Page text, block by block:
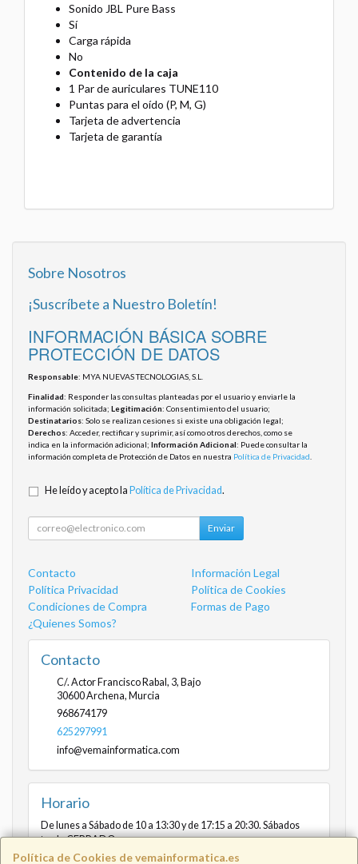
Sonido JBL Pure Bass
Sí
Carga rápida
No
Contenido de la caja
1 Par de auriculares TUNE110
Puntas para el oído (P, M, G)
Tarjeta de advertencia
Tarjeta de garantía
Política de Cookies de vemainformatica.es
Sobre Nosotros
¡Suscríbete a Nuestro Boletín!
INFORMACIÓN BÁSICA SOBRE
PROTECCIÓN DE DATOS
Responsable: MYA NUEVAS TECNOLOGIAS, S.L.
Finalidad: Responder las consultas planteadas por el usuario y enviarle la
información solicitada; Legitimación: Consentimiento del usuario;
Destinatarios: Solo se realizan cesiones si existe una obligación legal;
Derechos: Acceder, rectificar y suprimir, así como otros derechos, como se
indica en la información adicional; Información Adicional: Puede consultar la
información completa de Protección de Datos en nuestra Política de Privacidad
He leído y acepto la Política de Privacidad.
Enviar
Contacto
Información Legal
Política Privacidad
Política de Cookies
Condiciones de Compra
Formas de Pago
¿Quienes Somos?
Contacto
C/. Actor Francisco Rabal, 3, Bajo
30600Archena, Murcia
968674179
625297991
info@vemainformatica.com
Horario
De lunes a Sábado de 10 a 13:30 y de 17:15 a 20:30. Sábados
tarde CERRADO